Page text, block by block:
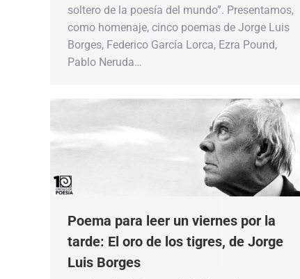
soltero de la poesía del mundo”. Presentamos,
como homenaje, cinco poemas de Jorge Luis
Borges, Federico García Lorca, Ezra Pound,
Pablo Neruda…
Poema para leer un viernes por la
tarde: El oro de los tigres, de Jorge
Luis Borges